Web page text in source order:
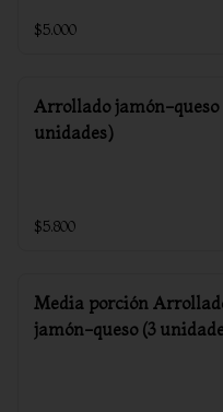
$5.000
Arrollado jamón-queso
unidades)
$5.800
Media porción
jamón-queso (3